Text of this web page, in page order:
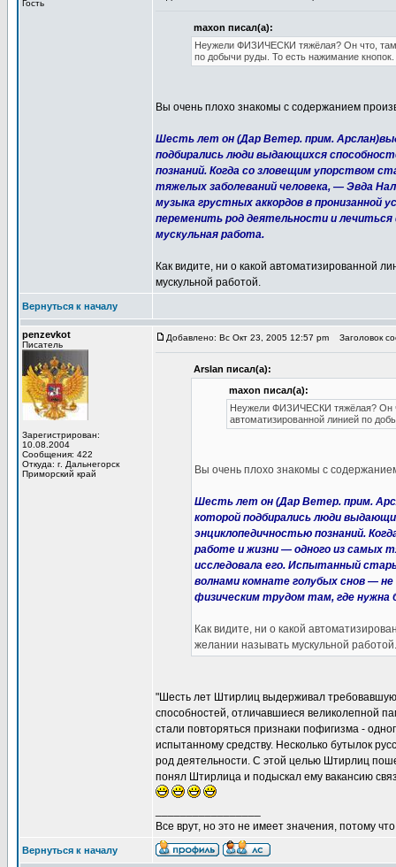
Гость
maxon писал(а):
Неужели ФИЗИЧЕСКИ тяжёлая? Он что, там
по добычи руды. То есть нажимание кнопок.
Вы очень плохо знакомы с содержанием
Шесть лет он (Дар Ветер. прим.
подбирались люди выдающихся
познаний. Когда со зловещим упорством
тяжелых заболеваний человека, — Эвда
музыка грустных аккордов в пронизанной
переменить род деятельности и
мускульная работа.
Как видите, ни о какой автоматизированной
мускульной работой.
Вернуться к началу
penzevkot
Писатель
Зарегистрирован:
10.08.2004
Сообщения: 422
Откуда: г. Дальнегорск
Приморский край
Добавлено: Вс Окт 23, 2005 12:57 pm Заголовок
Arslan писал(а):
maxon писал(а):
Неужели ФИЗИЧЕСКИ тяжёлая? Он
автоматизированной линией по
Вы очень плохо знакомы с
Шесть лет он (Дар Ветер. прим.
которой подбирались люди
энциклопедичностью познаний.
работе и жизни — одного из самых
исследовала его. Испытанный
волнами комнате голубых снов —
физическим трудом там, где нужна
Как видите, ни о какой
желании называть мускульной работой.
"Шесть лет Штирлиц выдерживал
способностей, отличавшиеся великолепной
стали повторяться признаки пофигизма -
испытанному средству. Несколько бутылок
род деятельности. С этой целью Штирлиц
понял Штирлица и подыскал ему вакансию
Все врут, но это не имеет значения, потому
Вернуться к началу